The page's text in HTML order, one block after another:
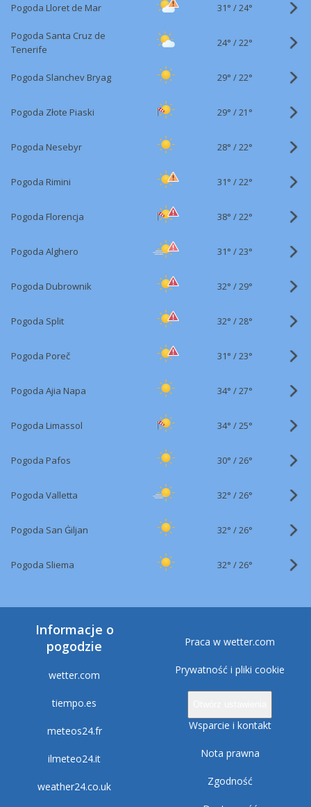
Pogoda Lloret de Mar 31° /24°
Pogoda Santa Cruz de
Tenerife
24° /22°
Pogoda Slanchev Bryag 29° /22°
Pogoda Złote Piaski 29° /21°
Pogoda Nesebyr 28° /22°
Pogoda Rimini 31° /22°
Pogoda Florencja 38° /22°
Pogoda Alghero 31° /23°
Pogoda Dubrownik 32° /29°
Pogoda Split 32° /28°
Pogoda Poreč 31° /23°
Pogoda Ajia Napa 34° /27°
Pogoda Limassol 34° /25°
Pogoda Pafos 30° /26°
Pogoda Valletta 32° /26°
Pogoda San Ġiljan 32° /26°
Pogoda Sliema 32° /26°
Informacje o
pogodzie
wetter.com
tiempo.es
meteos24.fr
ilmeteo24.it
weather24.co.uk
Praca w wetter.com
Prywatność i pliki cookie
Wsparcie i kontakt
Nota prawna
Zgodność